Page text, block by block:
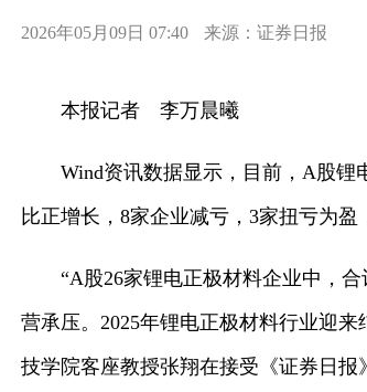
2026年05月09日 07:40 来源：证券日报
本报记者 李万晨曦
Wind资讯数据显示，目前，A股锂
比正增长，8家企业减亏，3家扭亏为
“A股26家锂电正极材料企业中，
营承压。2025年锂电正极材料行业迎
技学院客座教授张翔在接受《证券日报